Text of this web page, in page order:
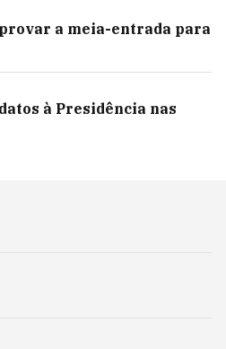
a meia-entrada para
à Presidência nas